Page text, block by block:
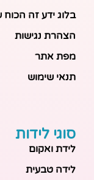
בלוג ידע זה
הצהרת נגישות
מפת אתר
תנאי שימוש
סוגי לידות
לידת ואקום
לידה טבעית